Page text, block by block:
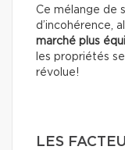
Ce mélange de
d’incohérence,
marché plus
les propriétés
révolue!
LES